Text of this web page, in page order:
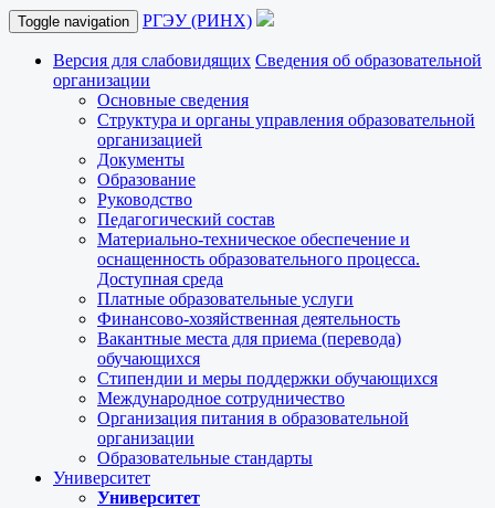
Toggle navigation РГЭУ (РИНХ)
Версия для слабовидящих Сведения об образовательной
организации
Основные сведения
Структура и органы управления образовательной
организацией
Документы
Образование
Руководство
Педагогический состав
Материально-техническое обеспечение и
оснащенность образовательного процесса.
Доступная среда
Платные образовательные услуги
Финансово-хозяйственная деятельность
Вакантные места для приема (перевода)
обучающихся
Стипендии и меры поддержки обучающихся
Международное сотрудничество
Организация питания в образовательной
организации
Образовательные стандарты
Университет
Университет